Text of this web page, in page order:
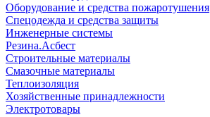
Оборудование и средства пожаротушения
Спецодежда и средства защиты
Инженерные системы
Резина.Асбест
Строительные материалы
Смазочные материалы
Теплоизоляция
Хозяйственные принадлежности
Электротовары